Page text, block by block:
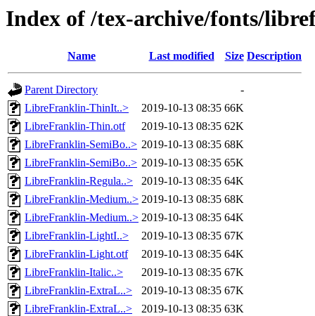
Index of /tex-archive/fonts/
Name Last modified Size Description
Parent Directory
-
LibreFranklin-ThinIt..>
2019-10-13 08:35 66K
LibreFranklin-Thin.otf
2019-10-13 08:35 62K
LibreFranklin-SemiBo..> 2019-10-13 08:35 68K
LibreFranklin-SemiBo..> 2019-10-13 08:35 65K
LibreFranklin-Regula..>
2019-10-13 08:35 64K
LibreFranklin-Medium..> 2019-10-13 08:35 68K
LibreFranklin-Medium..> 2019-10-13 08:35 64K
LibreFranklin-LightI..>
2019-10-13 08:35 67K
LibreFranklin-Light.otf
2019-10-13 08:35 64K
LibreFranklin-Italic..>
2019-10-13 08:35 67K
LibreFranklin-ExtraL..>
2019-10-13 08:35 67K
LibreFranklin-ExtraL..>
2019-10-13 08:35 63K